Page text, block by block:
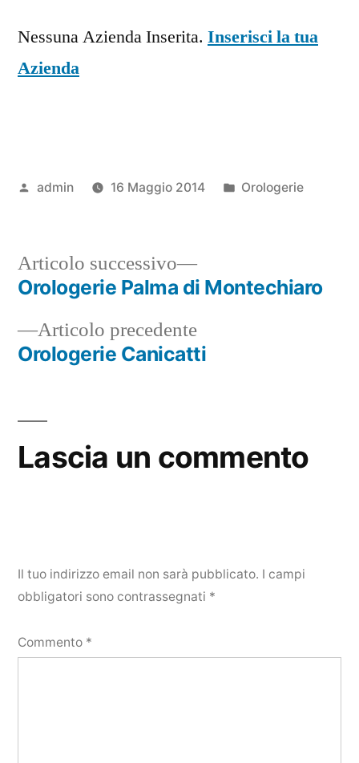
Nessuna Azienda Inserita. Inserisci la tua
Azienda
Pubblicato
admin 16 Maggio 2014
Pubblicato
Orologerie
Navigazione
articoli
Articolo precedenteArticolo
precedente:
Orologerie Canicatti
Articolo successivo
Articolo
successivo:
Orologerie Palma di Montechiaro
Lascia un commento
Il tuo indirizzo email non sarà pubblicato. I campi
obbligatori sono contrassegnati *
Commento *